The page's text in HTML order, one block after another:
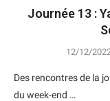
Journée 13 :
12/12/
Des rencontres de la
du week-end …